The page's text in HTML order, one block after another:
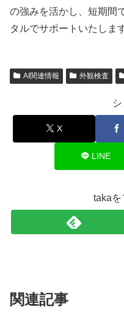
の強みを活かし、短期間
タルでサポートいたしま
AI関連情報 外観検査
X
LINE
takaを
関連記事